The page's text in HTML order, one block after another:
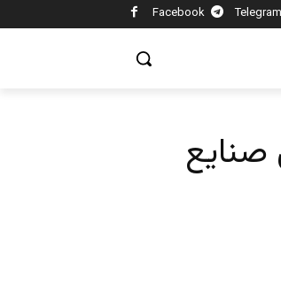
Facebook Telegram
صنایع